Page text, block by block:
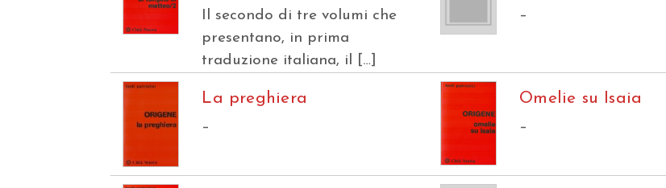
Il secondo di tre volumi che
presentano, in prima
traduzione italiana, il […]
–
La preghiera
–
Omelie su Isaia
–